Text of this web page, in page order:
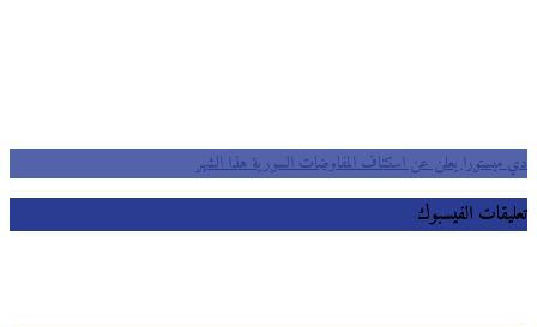
دي ميستورا يعلن عن استئناف المفاوضات السورية هذا الشهر
تعليقات الفيسبوك